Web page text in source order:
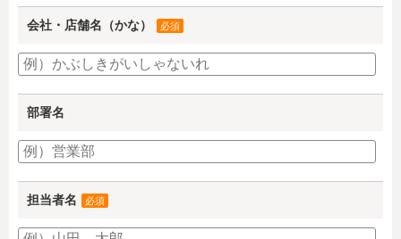
会社・店舗名（かな） 必須
部署名
担当者名 必須